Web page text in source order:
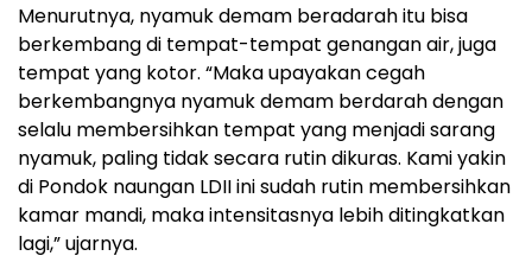
Menurutnya, nyamuk demam beradarah itu bisa
berkembang di tempat-tempat genangan air, juga
tempat yang kotor. “Maka upayakan cegah
berkembangnya nyamuk demam berdarah dengan
selalu membersihkan tempat yang menjadi sarang
nyamuk, paling tidak secara rutin dikuras. Kami yakin
di Pondok naungan LDII ini sudah rutin membersihkan
kamar mandi, maka intensitasnya lebih ditingkatkan
lagi,” ujarnya.